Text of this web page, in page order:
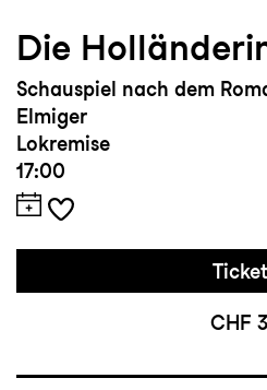
Die
Schauspiel nach dem
Elmiger
Lokremise
17:00
CHF